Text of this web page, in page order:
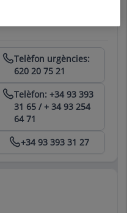
Telèfon urgències:
620 20 75 21
Telèfon: +34 93 393
31 65 / + 34 93 254
64 71
+34 93 393 31 27